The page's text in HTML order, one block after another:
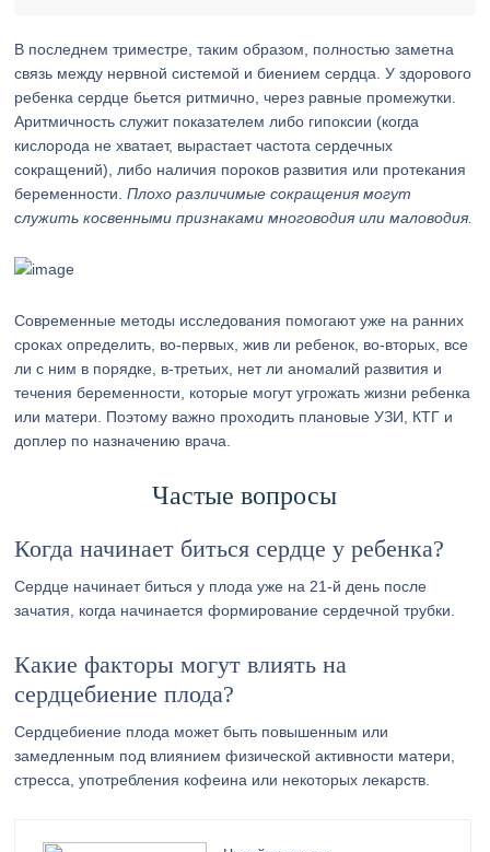
В последнем триместре, таким образом, полностью заметна
связь между нервной системой и биением сердца. У здорового
ребенка сердце бьется ритмично, через равные промежутки.
Аритмичность служит показателем либо гипоксии (когда
кислорода не хватает, вырастает частота сердечных
сокращений), либо наличия пороков развития или протекания
беременности.Плохо различимые сокращения могут
служить косвенными признаками многоводия или маловодия.
Современные методы исследования помогают уже на ранних
сроках определить, во-первых, жив ли ребенок, во-вторых, все
ли с ним в порядке, в-третьих, нет ли аномалий развития и
течения беременности, которые могут угрожать жизни ребенка
или матери. Поэтому важно проходить плановые УЗИ, КТГ и
доплер по назначению врача.
Частые вопросы
Когда начинает биться сердце у ребенка?
Сердце начинает биться у плода уже на 21-й день после
зачатия, когда начинается формирование сердечной трубки.
Какие факторы могут влиять на
сердцебиение плода?
Сердцебиение плода может быть повышенным или
замедленным под влиянием физической активности матери,
стресса, употребления кофеина или некоторых лекарств.